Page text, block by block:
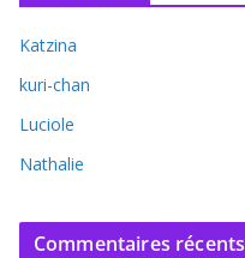
Katzina
kuri-chan
Luciole
Nathalie
Commentaires récents